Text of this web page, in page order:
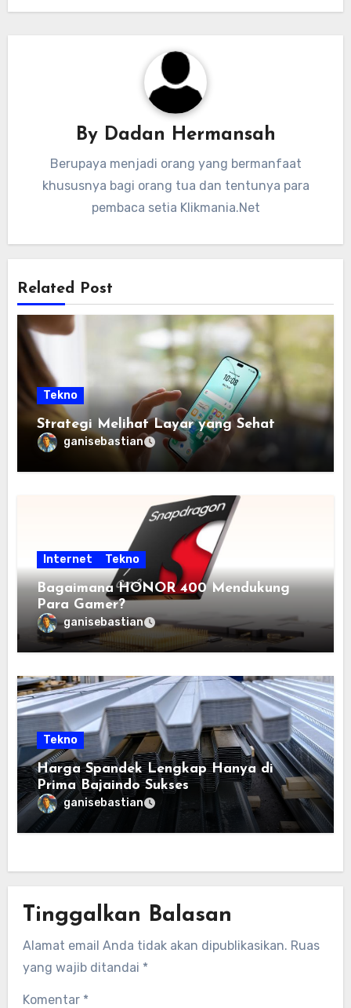
By Dadan Hermansah
Berupaya menjadi orang yang bermanfaat
khususnya bagi orang tua dan tentunya para
pembaca setia Klikmania.Net
Related Post
Tekno
Strategi Melihat Layar yang Sehat
ganisebastian
Internet Tekno
Bagaimana HONOR 400 Mendukung
Para Gamer?
ganisebastian
Tekno
Harga Spandek Lengkap Hanya di
Prima Bajaindo Sukses
ganisebastian
Tinggalkan Balasan
Alamat email Anda tidak akan dipublikasikan. Ruas
yang wajib ditandai *
Komentar *